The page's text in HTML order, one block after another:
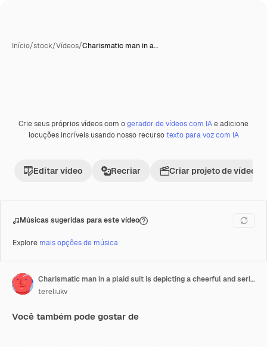
Início/stock/Vídeos/Charismatic man in a…
Premium
Crie seus próprios vídeos com ogerador de vídeos com IAe adicione
locuções incríveis usando nosso recursotexto para voz com IA
Editar vídeo Recriar Criar projeto de vídeo
Músicas sugeridas para este vídeo
Explore mais opções de música
Charismatic man in a plaid suit is depicting a cheerful and serious facial expression with gesticulating of hands on a white background
tereliukv
Você também pode gostar de